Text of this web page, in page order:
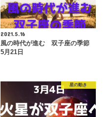
2021.5.16
風の時代が進む 双子座の季節
5月21日
星の動き